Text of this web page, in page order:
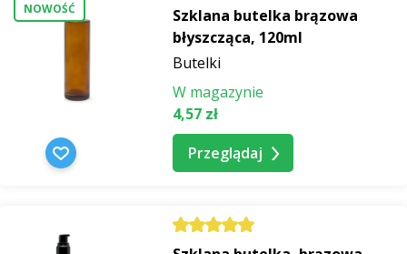
NOWOŚĆ
Szklana butelka brązowa
błyszcząca, 120ml
Butelki
W magazynie
4,57 zł
Przeglądaj